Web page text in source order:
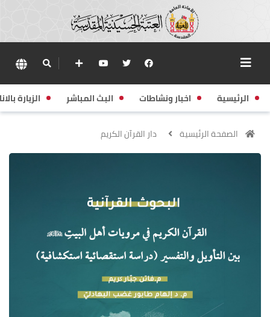
الرئيسية اخبار ونشاطات البث المباشر الزيارة
الصفحة الرئيسية دار القرآن الكريم